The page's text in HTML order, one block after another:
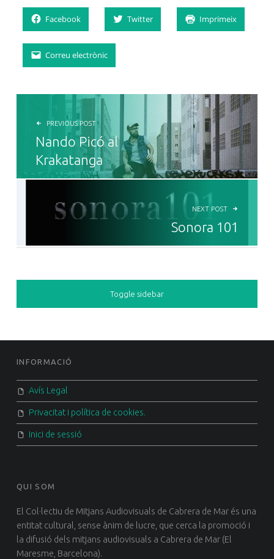
Facebook Twitter Imprimeix
Correu electrònic
NAVEGACIÓ D'ENTRADES
PREVIOUS POST
Nando Picó al
Krakatanga
NEXT POST
Sonora 101
SIDEBAR
Toggle sidebar
FOOTER SIDEBAR
INFORMACIÓ
Avís Legal
Privacitat i política de cookies.
Inici de sessió
QUI SOM
El Col·lectiu de Mitjans Audiovisuals de Cabrera de Mar és una
entitat cultural, sense ànim de lucre, que cerca la promoció i
la difusió dels mitjans audiovisuals a Cabrera de Mar (El
Maresme, Barcelona).